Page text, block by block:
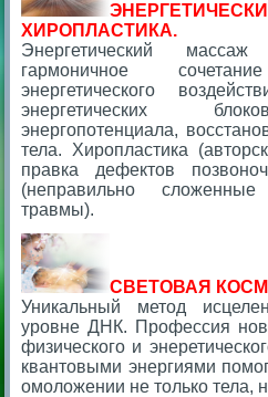
Э
ХИРОПЛАСТИКА.
Энергетический
гармоничное
энергетического
энергетических
энергопотенциала,
тела. Хиропластика
правка дефектов
(неправильно
травмы).
СВЕТОВАЯ
Уникальный метод
уровне ДНК. Профессия
физического и
квантовыми энергиями
омоложении не только тела,